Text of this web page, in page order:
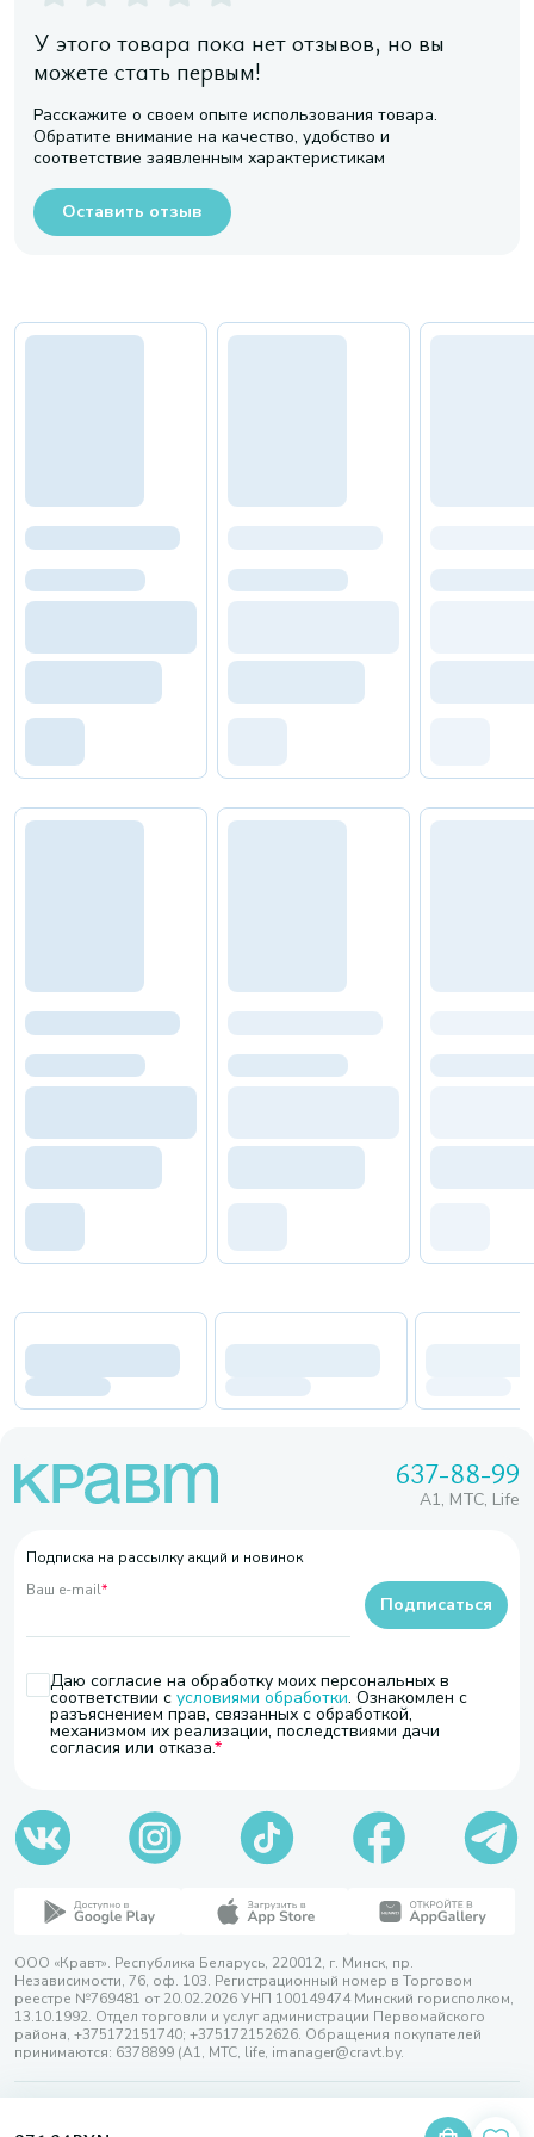
У этого товара пока нет отзывов, но вы
можете стать первым!
Расскажите о своем опыте использования товара.
Обратите внимание на качество, удобство и
соответствие заявленным характеристикам
Оставить отзыв
637-88-99
A1, МТС, Life
Подписка на рассылку акций и новинок
Ваш e-mail*
Даю согласие на обработку моих персональных в
соответствии с условиями обработки. Ознакомлен с
разъяснением прав, связанных с обработкой,
механизмом их реализации, последствиями дачи
согласия или отказа.
Подписаться
ООО «Кравт». Республика Беларусь, 220012, г. Минск, пр.
Независимости, 76, оф. 103. Регистрационный номер в Торговом
реестре №769481 от 20.02.2026 УНП 100149474 Минский горисполком,
13.10.1992. Отдел торговли и услуг администрации Первомайского
района, +375172151740; +375172152626. Обращения покупателей
принимаются: 6378899 (А1, МТС, life, imanager@cravt.by.